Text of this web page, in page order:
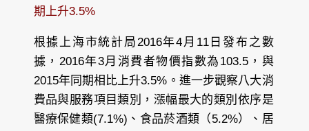
期上升3.5%
根據上海市統計局2016年4月11日發布之數
據，2016年3月消費者物價指數為103.5，與
2015年同期相比上升3.5%。進一步觀察八大消
費品與服務項目類別，漲幅最大的類別依序是
醫療保健類(7.1%)、食品菸酒類（5.2%）、居